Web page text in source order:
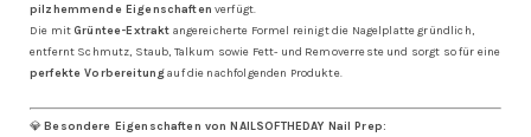
pilzhemmende Eigenschaften verfügt.
Die mitGrüntee-Extrakt angereicherte Formel reinigt die Nagelplatte gründlich,
entfernt Schmutz, Staub, Talkum sowie Fett- und Removerreste und sorgt so für eine
perfekte Vorbereitungauf die nachfolgenden Produkte.
💎Besondere Eigenschaften von NAILSOFTHEDAY Nail Prep: